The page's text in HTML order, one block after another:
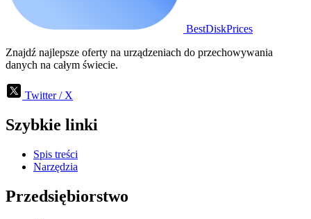
BestDiskPrices
Znajdź najlepsze oferty na urządzeniach do przechowywania
danych na całym świecie.
Twitter / X
Szybkie linki
Spis treści
Narzędzia
Przedsiębiorstwo